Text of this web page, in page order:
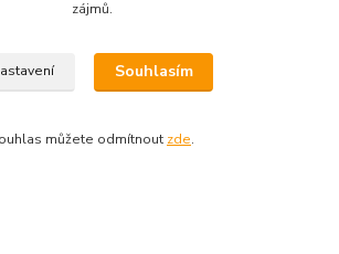
v kategoriích
ponožky
zájmů.
Souhlasím
můžete odmítnout zde.